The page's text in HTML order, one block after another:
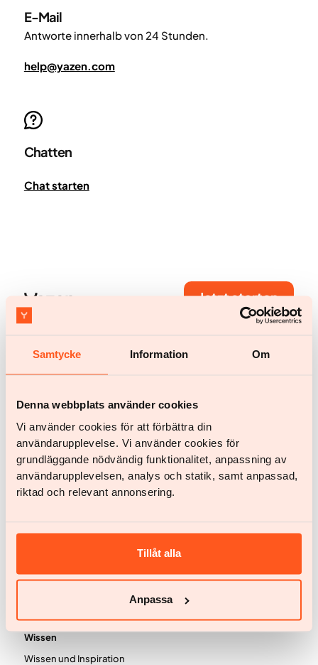
Samtycke Information Om
Denna webbplats använder cookies
Vi använder cookies för att förbättra din
användarupplevelse. Vi använder cookies för
grundläggande nödvändig funktionalitet, anpassning av
användarupplevelsen, analys och statik, samt anpassad,
riktad och relevant annonsering.
Tillåt alla
Anpassa
E-Mail
Antworte innerhalb von 24 Stunden.
help@yazen.com
Chatten
Chat starten
Jetzt starten
Jetzt starten
Chatte mit uns
Stunden.
Unser Service
Frau
Mann
Preisgestaltung
Wissen
Wissen und Inspiration